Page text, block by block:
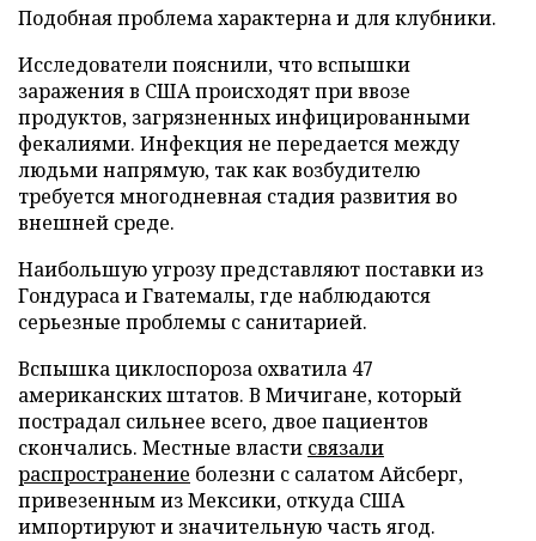
Подобная проблема характерна и для клубники.
Исследователи пояснили, что вспышки
заражения в США происходят при ввозе
продуктов, загрязненных инфицированными
фекалиями. Инфекция не передается между
людьми напрямую, так как возбудителю
требуется многодневная стадия развития во
внешней среде.
Наибольшую угрозу представляют поставки из
Гондураса и Гватемалы, где наблюдаются
серьезные проблемы с санитарией.
Вспышка циклоспороза охватила 47
американских штатов. В Мичигане, который
пострадал сильнее всего, двое пациентов
скончались. Местные власти связали
распространение болезни с салатом Айсберг,
привезенным из Мексики, откуда США
импортируют и значительную часть ягод.